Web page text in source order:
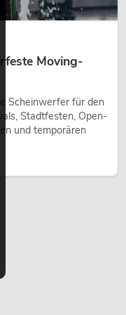
Moving-
Scheinwerfer für den
Stadtfesten, Open-
und temporären